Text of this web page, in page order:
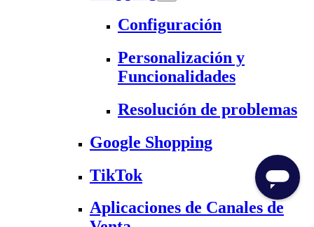
Configuración
Personalización y
Funcionalidades
Resolución de problemas
Google Shopping
TikTok
Aplicaciones de Canales de